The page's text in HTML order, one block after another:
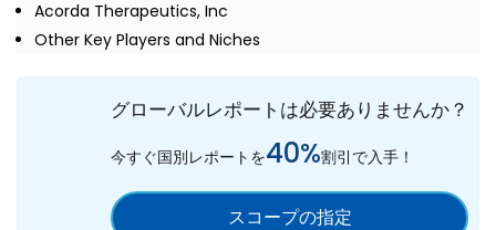
Acorda Therapeutics, Inc
Other Key Players and Niches
グローバルレポートは必要ありませんか？
今すぐ国別レポートを40%割引で入手！
スコープの指定